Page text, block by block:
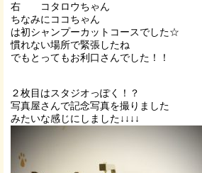
右 コタロウちゃん
ちなみにココちゃん
は初シャンプーカットコースでした☆
慣れない場所で緊張したね
でもとってもお利口さんでした！！
２枚目はスタジオっぽく！？
写真屋さんで記念写真を撮りました
みたいな感じにしました↓↓↓↓